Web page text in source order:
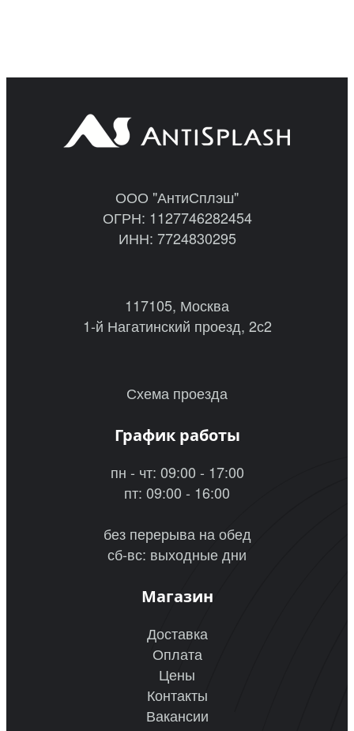
ООО "АнтиСплэш"
ОГРН: 1127746282454
ИНН: 7724830295
117105, Москва
1-й Нагатинский проезд, 2с2
Схема проезда
График работы
пн - чт: 09:00 - 17:00
пт: 09:00 - 16:00
без перерыва на обед
сб-вс: выходные дни
Магазин
Доставка
Оплата
Цены
Контакты
Вакансии